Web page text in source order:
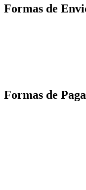
Formas de
Formas de